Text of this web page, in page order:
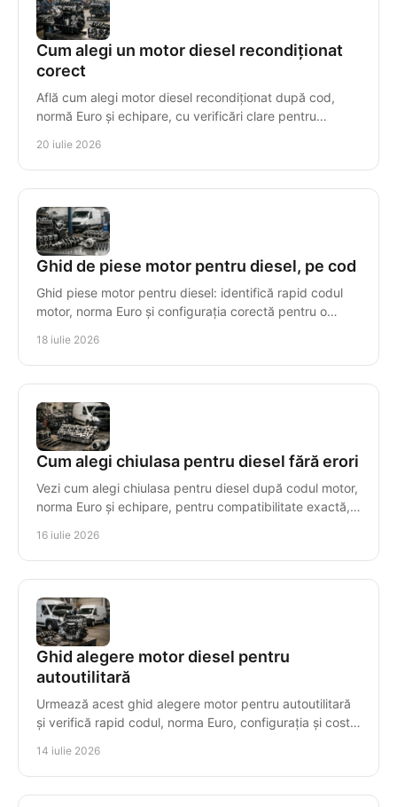
Cum alegi un motor diesel recondiționat
corect
Află cum alegi motor diesel recondiționat după cod,
normă Euro și echipare, cu verificări clare pentru
20 iulie 2026
Ghid de piese motor pentru diesel, pe cod
Ghid piese motor pentru diesel: identifică rapid codul
motor, norma Euro și configurația corectă pentru o
18 iulie 2026
Cum alegi chiulasa pentru diesel fără erori
Vezi cum alegi chiulasa pentru diesel după codul motor,
norma Euro și echipare, pentru compatibilitate exactă,
16 iulie 2026
Ghid alegere motor diesel pentru
autoutilitară
Urmează acest ghid alegere motor pentru autoutilitară
și verifică rapid codul, norma Euro, configurația și costul
14 iulie 2026